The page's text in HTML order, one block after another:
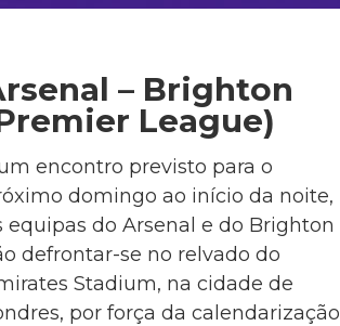
– Brighton
League)
encontro previsto para o
domingo ao início da noite,
equipas do Arsenal e do Brighton
defrontar-se no relvado do
Stadium, na cidade de
por força da calendarização